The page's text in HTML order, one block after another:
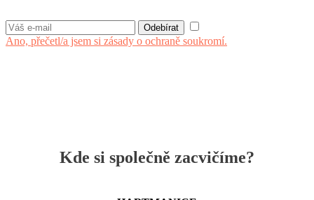
Ano, přečetl/a jsem si zásady o ochraně soukromí.
Kde si společně zacvičíme?